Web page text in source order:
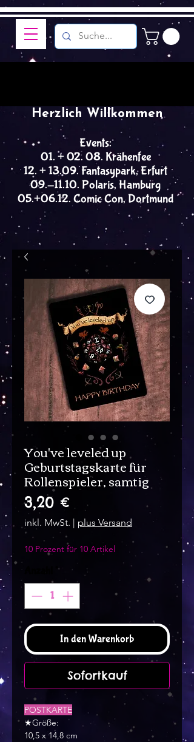
Events:
01. + 02. 08. Krähenfee
12. + 13.09. Fantasypark, Erfurt
09.-11.10. Polaris, Hamburg
05.+06.12. Comic Con, Dortmund
Herzlich Willkommen
You've leveled up
Geburtstagskarte für
Rollenspieler, samtig
3,20 €Preis
inkl. MwSt. | plus Versand
10 Prozent für 10 Artikel
In den Warenkorb
Sofortkauf
POSTKARTE
★Größe:
10,5 x 14,8 cm